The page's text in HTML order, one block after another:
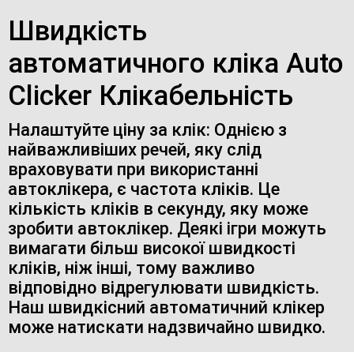
Швидкість
автоматичного кліка Auto
Clicker Клікабельність
Налаштуйте ціну за клік: Однією з
найважливіших речей, яку слід
враховувати при використанні
автоклікера, є частота кліків. Це
кількість кліків в секунду, яку може
зробити автоклікер. Деякі ігри можуть
вимагати більш високої швидкості
кліків, ніж інші, тому важливо
відповідно відрегулювати швидкість.
Наш швидкісний автоматичний клікер
може натискати надзвичайно швидко.